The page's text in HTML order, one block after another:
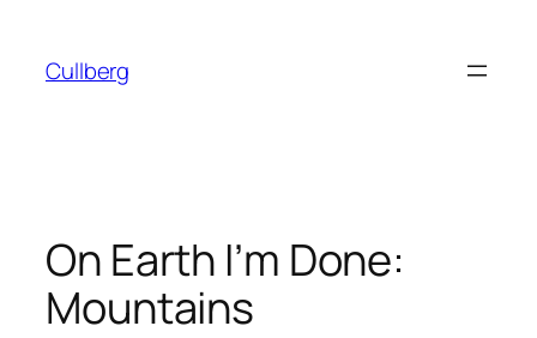
innehåll
Cullberg
On Earth I’m Done:
Mountains